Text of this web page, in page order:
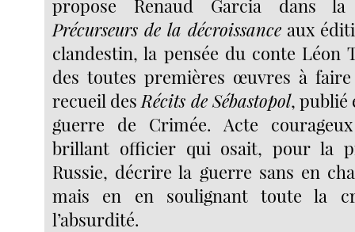
propose Renaud Garcia dans
Précurseurs de la décroissance aux
clandestin, la pensée du conte Léon
des toutes premières œuvres à
recueil des Récits de Sébastopol, publié
guerre de Crimée. Acte
brillant officier qui osait, pour la
Russie, décrire la guerre sans en
mais en en soulignant toute la
l’absurdité.